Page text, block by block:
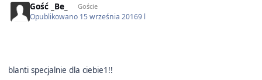
Gość _Be_ Goście
Opublikowano 15 września 20169 l
blanti specjalnie dla ciebie1!!